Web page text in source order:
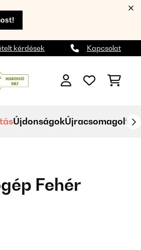
kérdések Kapcsolat
ÚjdonságokÚjracsomagolt
Fehér